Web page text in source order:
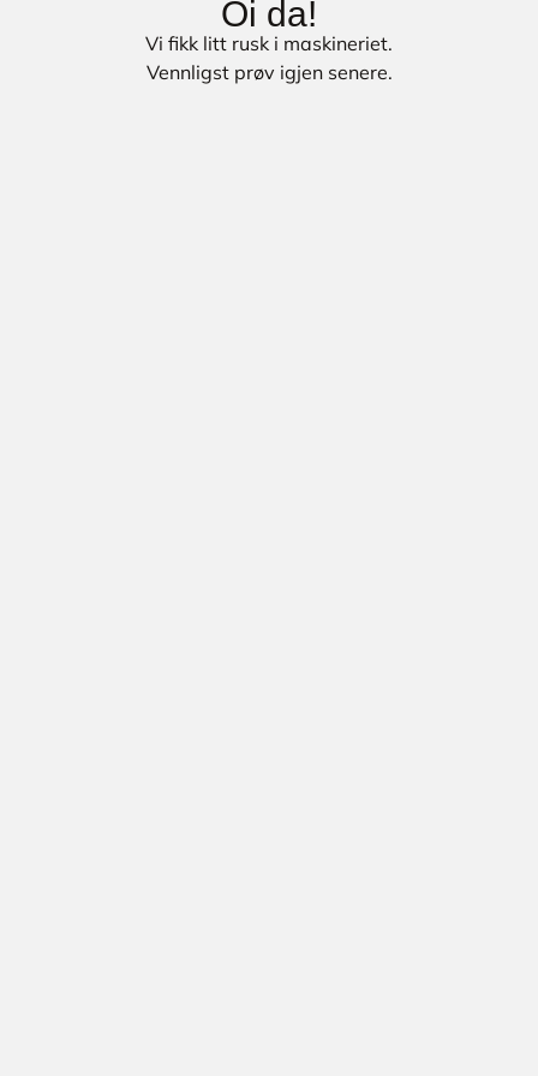
Oi da!
Vi fikk litt rusk i maskineriet.
Vennligst prøv igjen senere.